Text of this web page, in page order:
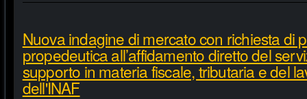
Nuova indagine di mercato con richiesta di
propedeutica all’affidamento diretto del
supporto in materia fiscale, tributaria e del
dell'INAF